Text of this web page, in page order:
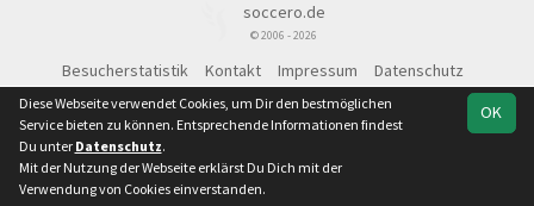
soccero.de
© 2006 - 2026
Besucherstatistik Kontakt Impressum
Datenschutz
OK
Diese Webseite verwendet Cookies, um Dir den bestmöglichen
Service bieten zu können. Entsprechende Informationen findest
Du unter Datenschutz.
Mit der Nutzung der Webseite erklärst Du Dich mit der
Verwendung von Cookies einverstanden.